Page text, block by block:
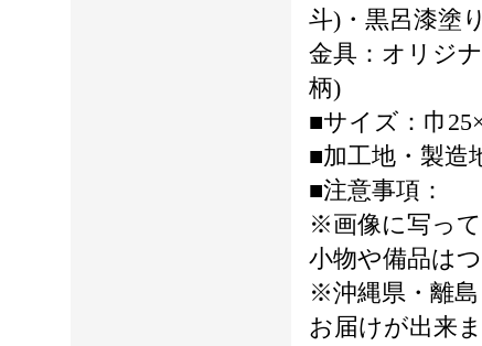
斗)・黒呂漆塗
金具：オリジ
柄)
■サイズ：巾
■加工地・製造
■注意事項：
※画像に写っ
小物や備品は
※沖縄県・離
お届けが出来ま